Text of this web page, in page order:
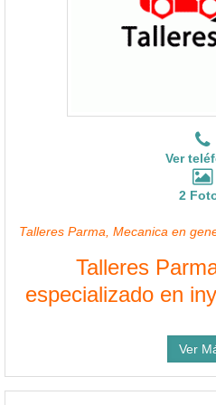
Ver
2
Talleres Parma, Mecanica en
Talleres
especializado en
Ver